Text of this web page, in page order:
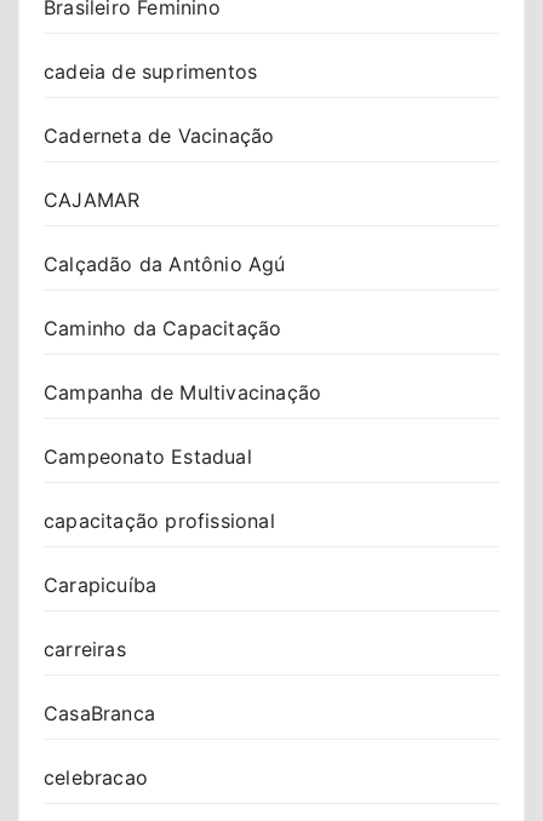
Brasileiro Feminino
cadeia de suprimentos
Caderneta de Vacinação
CAJAMAR
Calçadão da Antônio Agú
Caminho da Capacitação
Campanha de Multivacinação
Campeonato Estadual
capacitação profissional
Carapicuíba
carreiras
CasaBranca
celebracao